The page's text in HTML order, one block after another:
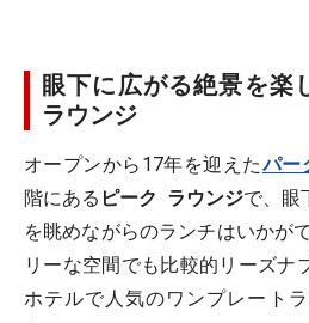
眼下に広がる絶景を楽
ラウンジ
オープンから17年を迎えたパー
階にある ピーク ラウンジで、眼
を眺めながらのランチはいかが
リーな空間でも比較的リーズナ
ホテルで人気のワンプレート